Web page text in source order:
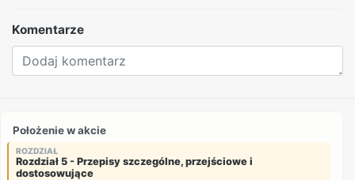
Komentarze
Położenie w akcie
ROZDZIAŁ
Rozdział 5 - Przepisy szczególne, przejściowe i
dostosowujące